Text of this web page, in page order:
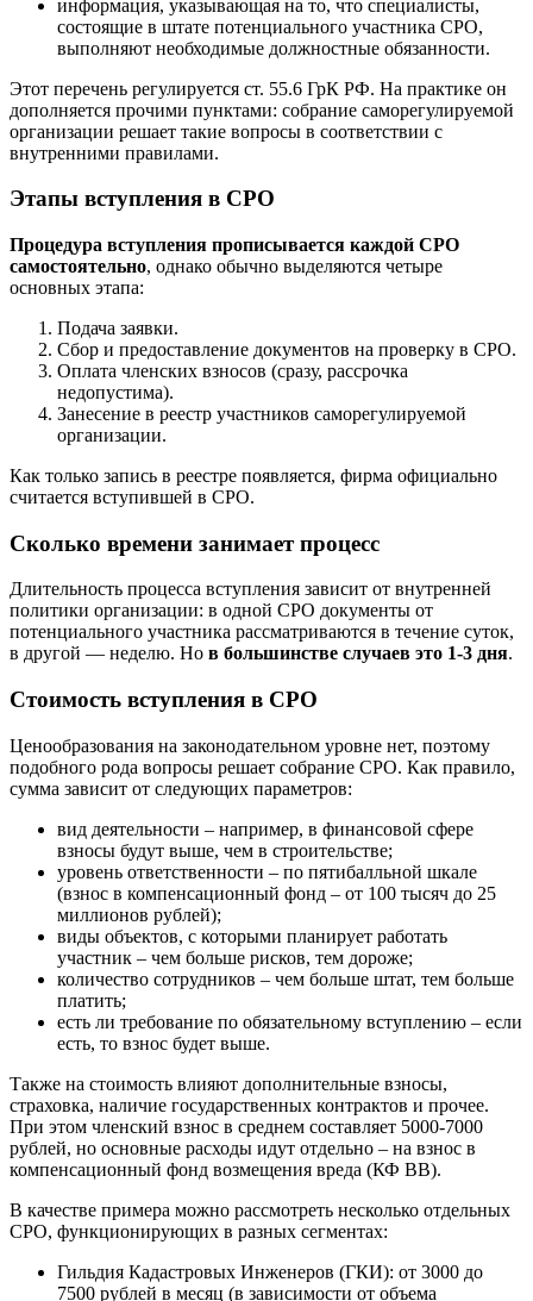
информация, указывающая на то, что специалисты,
состоящие в штате потенциального участника СРО,
выполняют необходимые должностные обязанности.
Этот перечень регулируется ст. 55.6 ГрК РФ. На практике он
дополняется прочими пунктами: собрание саморегулируемой
организации решает такие вопросы в соответствии с
внутренними правилами.
Этапы вступления в СРО
Процедура вступления прописывается каждой СРО
самостоятельно, однако обычно выделяются четыре
основных этапа:
Подача заявки.
Сбор и предоставление документов на проверку в СРО.
Оплата членских взносов (сразу, рассрочка
недопустима).
Занесение в реестр участников саморегулируемой
организации.
Как только запись в реестре появляется, фирма официально
считается вступившей в СРО.
Сколько времени занимает процесс
Длительность процесса вступления зависит от внутренней
политики организации: в одной СРО документы от
потенциального участника рассматриваются в течение суток,
в другой — неделю. Но в большинстве случаев это 1-3 дня.
Стоимость вступления в СРО
Ценообразования на законодательном уровне нет, поэтому
подобного рода вопросы решает собрание СРО. Как правило,
сумма зависит от следующих параметров:
вид деятельности – например, в финансовой сфере
взносы будут выше, чем в строительстве;
уровень ответственности – по пятибалльной шкале
(взнос в компенсационный фонд – от 100 тысяч до 25
миллионов рублей);
виды объектов, с которыми планирует работать
участник – чем больше рисков, тем дороже;
количество сотрудников – чем больше штат, тем больше
платить;
есть ли требование по обязательному вступлению – если
есть, то взнос будет выше.
Также на стоимость влияют дополнительные взносы,
страховка, наличие государственных контрактов и прочее.
При этом членский взнос в среднем составляет 5000-7000
рублей, но основные расходы идут отдельно – на взнос в
компенсационный фонд возмещения вреда (КФ ВВ).
В качестве примера можно рассмотреть несколько отдельных
СРО, функционирующих в разных сегментах:
Гильдия Кадастровых Инженеров (ГКИ): от 3000 до
7500 рублей в месяц (в зависимости от объема